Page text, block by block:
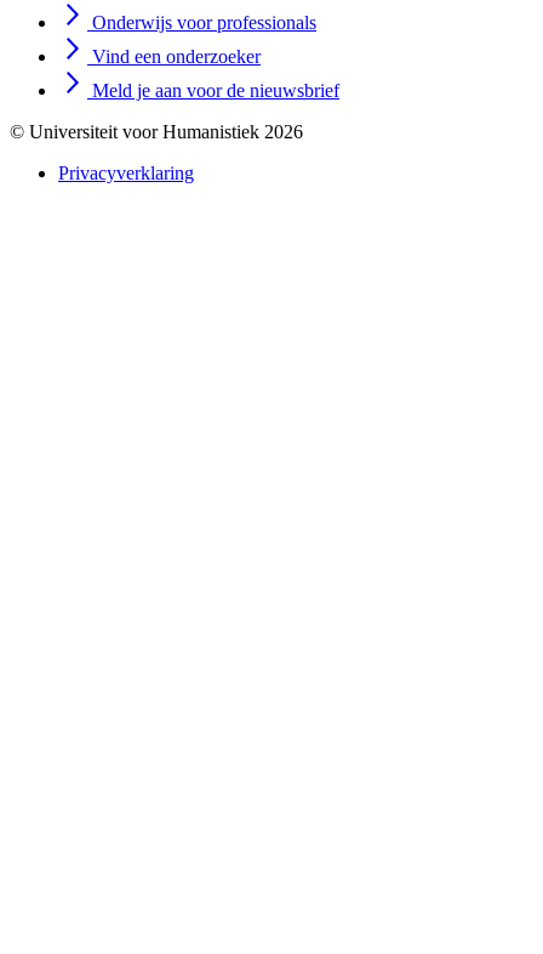
Onderwijs voor professionals
Vind een onderzoeker
Meld je aan voor de nieuwsbrief
© Universiteit voor Humanistiek 2026
Privacyverklaring